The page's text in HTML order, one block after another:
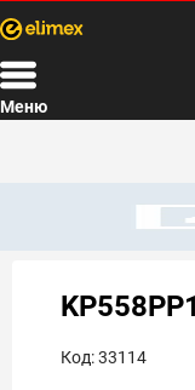
Меню
Код:33114